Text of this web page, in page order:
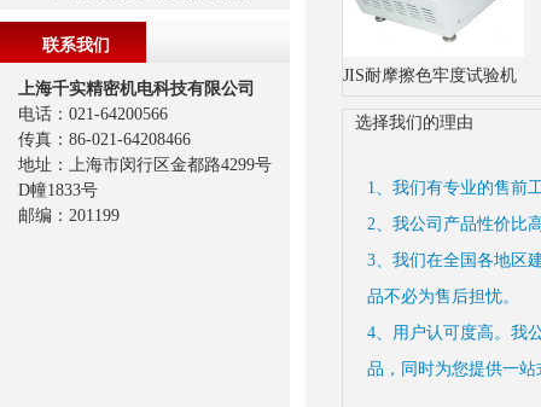
JIS耐摩擦色牢度试验机
选择我们的理由
1、我们有专业的售前
2、我公司产品性价比
3、我们在全国各地区
品不必为售后担忧。
4、用户认可度高。我
品，同时为您提供一
联系我们
上海千实精密机电科技有限公司
电话：021-64200566
传真：86-021-64208466
地址：上海市闵行区金都路4299号
D幢1833号
邮编：201199